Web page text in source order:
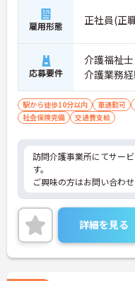
備されています。
＜ホスピスならではの介護
ホスピス住宅には訪問看
おり、専門看護師、認定
療法士等のリハビリ専門
介護士は単なる生活援助に
携しながら、がん末期や
「最期の望み」を叶える
ります。日常のカンファ
的な視点も養うことができ
雇用形態 正社員(正
応募要件
介護福祉
介護業務
駅から徒歩10分以内 車通勤可
社会保険完備
交通費支給
訪問介護事業所にてサー
す。
ご興味の方はお問い合わせ
詳細を見る